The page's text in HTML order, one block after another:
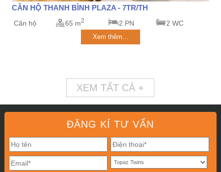
CĂN HỘ THANH BÌNH PLAZA - 7TR/TH
Căn hộ 65 m2 2 PN 2 WC
Xem thêm...
XEM TẤT CẢ +
ĐĂNG KÍ TƯ VẤN